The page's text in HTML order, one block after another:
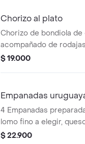
Chorizo al plato
Chorizo de bondiola
acompañado de
fresco y orégano,
$ 19.000
Empanadas
4 Empanadas
lomo fino a elegir,
y queso.
$ 22.900